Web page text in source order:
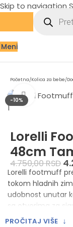
Skip to navigation
Meni
Početna/Kolica za bebe/
-10%
Zumiraj
Lorelli
48cm
4.750,00RSD
Lorelli footmuff
tokom hladnih
udobnost unutar
sa otvorima za
lako postavlja na
PROČITAJ VIŠE ↓